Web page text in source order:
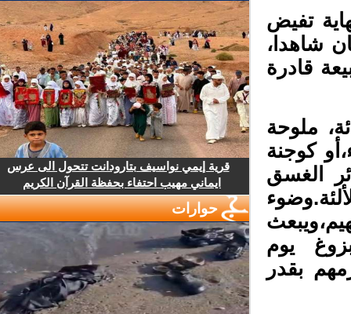
تفيض
شاهدا،
قادرة
ملوحة
كوجنة
الغسق
يوم
بقدر
قرية إيمي نواسيف بتارودانت تتحول الى عرس
ايماني مهيب احتفاء بحفظة القرآن الكريم
حوارات